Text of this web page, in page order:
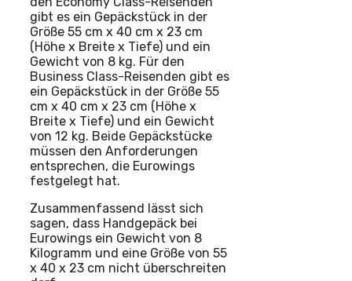
gibt es ein Gepäckstück in der
Größe 55 cm x 40 cm x 23 cm
(Höhe x Breite x Tiefe) und ein
Gewicht von 8 kg. Für den
Business Class-Reisenden gibt es
ein Gepäckstück in der Größe 55
cm x 40 cm x 23 cm (Höhe x
Breite x Tiefe) und ein Gewicht
von 12 kg. Beide Gepäckstücke
müssen den Anforderungen
entsprechen, die Eurowings
festgelegt hat.
Zusammenfassend lässt sich
sagen, dass Handgepäck bei
Eurowings ein Gewicht von 8
Kilogramm und eine Größe von 55
x 40 x 23 cm nicht überschreiten